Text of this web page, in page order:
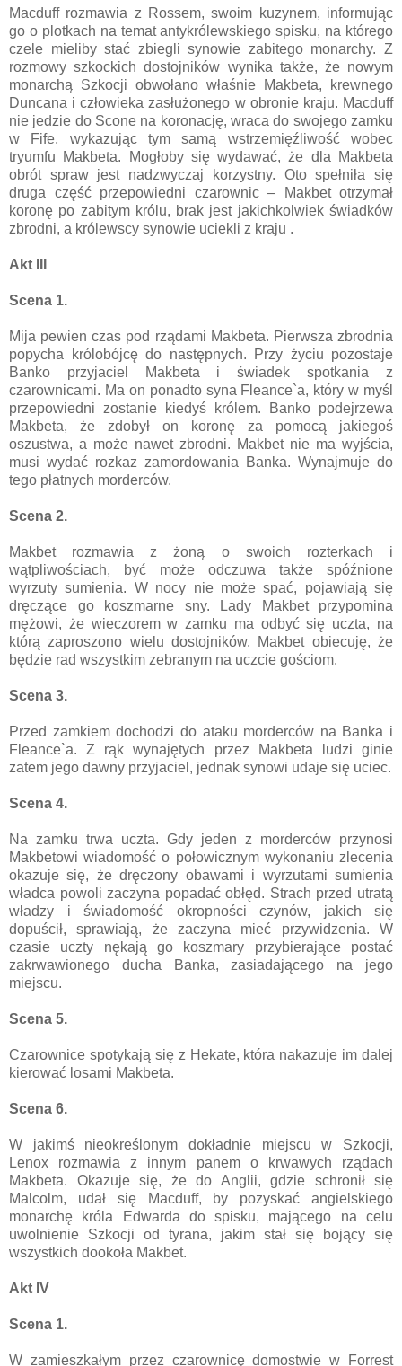
Macduff rozmawia z Rossem, swoim kuzynem, informując
go o plotkach na temat antykrólewskiego spisku, na którego
czele mieliby stać zbiegli synowie zabitego monarchy. Z
rozmowy szkockich dostojników wynika także, że nowym
monarchą Szkocji obwołano właśnie Makbeta, krewnego
Duncana i człowieka zasłużonego w obronie kraju. Macduff
nie jedzie do Scone na koronację, wraca do swojego zamku
w Fife, wykazując tym samą wstrzemięźliwość wobec
tryumfu Makbeta. Mogłoby się wydawać, że dla Makbeta
obrót spraw jest nadzwyczaj korzystny. Oto spełniła się
druga część przepowiedni czarownic – Makbet otrzymał
koronę po zabitym królu, brak jest jakichkolwiek świadków
zbrodni, a królewscy synowie uciekli z kraju .
Akt III
Scena 1.
Mija pewien czas pod rządami Makbeta. Pierwsza zbrodnia
popycha królobójcę do następnych. Przy życiu pozostaje
Banko przyjaciel Makbeta i świadek spotkania z
czarownicami. Ma on ponadto syna Fleance`a, który w myśl
przepowiedni zostanie kiedyś królem. Banko podejrzewa
Makbeta, że zdobył on koronę za pomocą jakiegoś
oszustwa, a może nawet zbrodni. Makbet nie ma wyjścia,
musi wydać rozkaz zamordowania Banka. Wynajmuje do
tego płatnych morderców.
Scena 2.
Makbet rozmawia z żoną o swoich rozterkach i
wątpliwościach, być może odczuwa także spóźnione
wyrzuty sumienia. W nocy nie może spać, pojawiają się
dręczące go koszmarne sny. Lady Makbet przypomina
mężowi, że wieczorem w zamku ma odbyć się uczta, na
którą zaproszono wielu dostojników. Makbet obiecuję, że
będzie rad wszystkim zebranym na uczcie gościom.
Scena 3.
Przed zamkiem dochodzi do ataku morderców na Banka i
Fleance`a. Z rąk wynajętych przez Makbeta ludzi ginie
zatem jego dawny przyjaciel, jednak synowi udaje się uciec.
Scena 4.
Na zamku trwa uczta. Gdy jeden z morderców przynosi
Makbetowi wiadomość o połowicznym wykonaniu zlecenia
okazuje się, że dręczony obawami i wyrzutami sumienia
władca powoli zaczyna popadać obłęd. Strach przed utratą
władzy i świadomość okropności czynów, jakich się
dopuścił, sprawiają, że zaczyna mieć przywidzenia. W
czasie uczty nękają go koszmary przybierające postać
zakrwawionego ducha Banka, zasiadającego na jego
miejscu.
Scena 5.
Czarownice spotykają się z Hekate, która nakazuje im dalej
kierować losami Makbeta.
Scena 6.
W jakimś nieokreślonym dokładnie miejscu w Szkocji,
Lenox rozmawia z innym panem o krwawych rządach
Makbeta. Okazuje się, że do Anglii, gdzie schronił się
Malcolm, udał się Macduff, by pozyskać angielskiego
monarchę króla Edwarda do spisku, mającego na celu
uwolnienie Szkocji od tyrana, jakim stał się bojący się
wszystkich dookoła Makbet.
Akt IV
Scena 1.
W zamieszkałym przez czarownicę domostwie w Forrest